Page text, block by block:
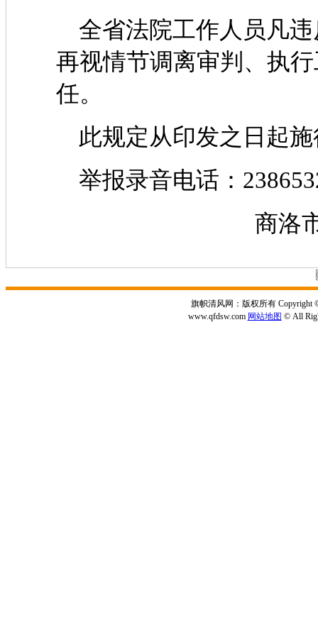
全省法院工作人员凡违
再视情节调离审判、执
任。
此规定从印发之日起施
举报录音电话：
商洛市纪委驻
旗帜清风网：版权所有 Copyright
www.qfdsw.com 网站地图 © All